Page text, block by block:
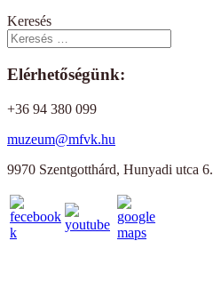
Keresés
Elérhetőségünk:
+36 94 380 099
muzeum@mfvk.hu
9970 Szentgotthárd, Hunyadi utca 6.